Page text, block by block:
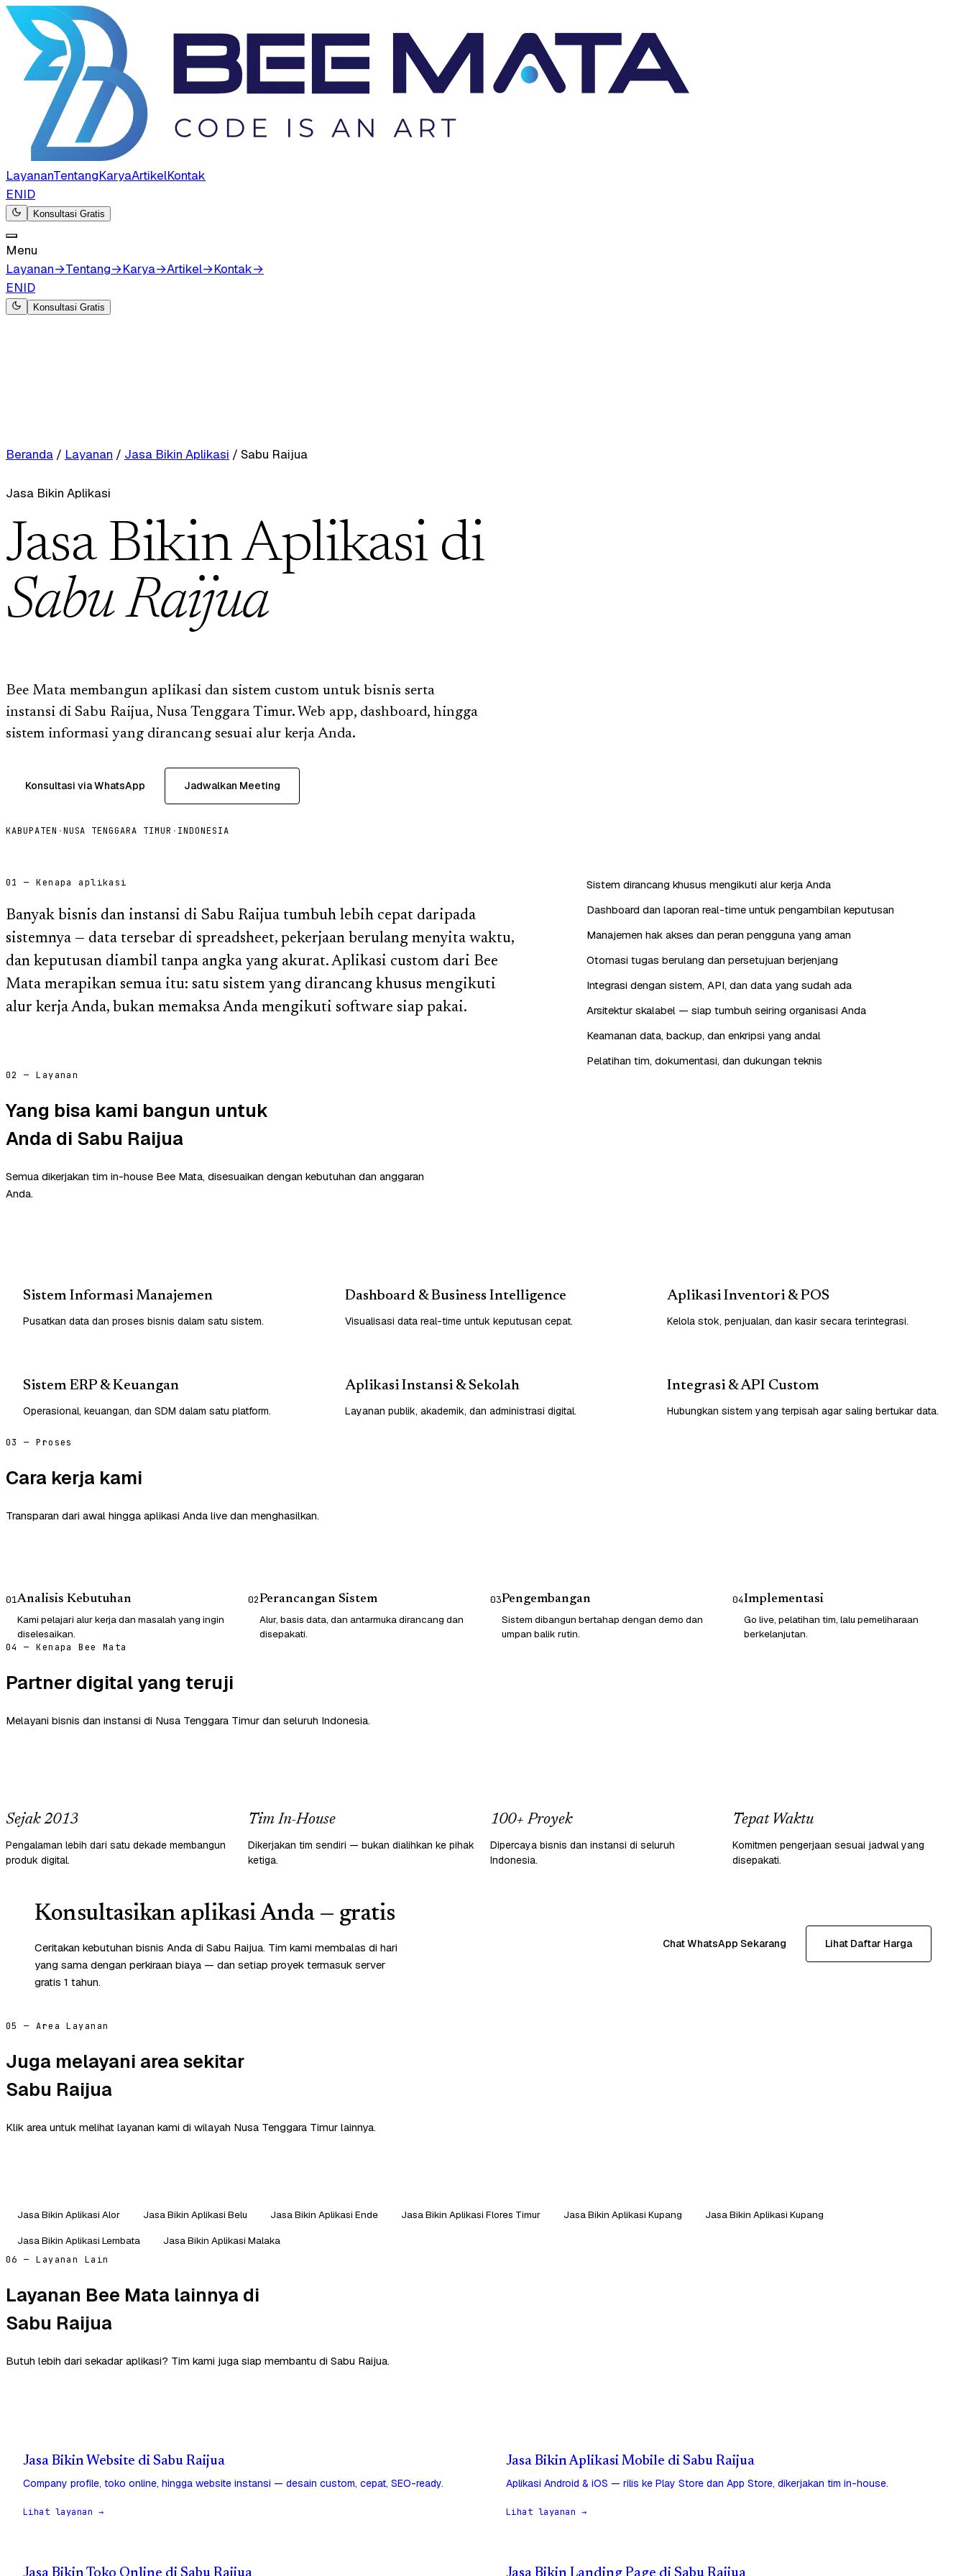
LayananTentangKaryaArtikelKontak
ENID
Konsultasi Gratis
Menu
Layanan→Tentang→Karya→Artikel→Kontak→
ENID
Konsultasi Gratis
Beranda / Layanan / Jasa Bikin Aplikasi / Sabu Raijua
Jasa Bikin Aplikasi
Jasa Bikin Aplikasi di
Sabu Raijua
Bee Mata membangun aplikasi dan sistem custom untuk bisnis serta
instansi di Sabu Raijua, Nusa Tenggara Timur. Web app, dashboard, hingga
sistem informasi yang dirancang sesuai alur kerja Anda.
Konsultasi via WhatsApp Jadwalkan Meeting
KABUPATEN ·NUSA TENGGARA TIMUR · INDONESIA
01 — Kenapa aplikasi
Banyak bisnis dan instansi di Sabu Raijua tumbuh lebih cepat daripada
sistemnya — data tersebar di spreadsheet, pekerjaan berulang menyita waktu,
dan keputusan diambil tanpa angka yang akurat. Aplikasi custom dari Bee
Mata merapikan semua itu: satu sistem yang dirancang khusus mengikuti
alur kerja Anda, bukan memaksa Anda mengikuti software siap pakai.
Sistem dirancang khusus mengikuti alur kerja Anda
Dashboard dan laporan real-time untuk pengambilan keputusan
Manajemen hak akses dan peran pengguna yang aman
Otomasi tugas berulang dan persetujuan berjenjang
Integrasi dengan sistem, API, dan data yang sudah ada
Arsitektur skalabel — siap tumbuh seiring organisasi Anda
Keamanan data, backup, dan enkripsi yang andal
Pelatihan tim, dokumentasi, dan dukungan teknis
02 — Layanan
Yang bisa kami bangun untuk
Anda di Sabu Raijua
Semua dikerjakan tim in-house Bee Mata, disesuaikan dengan kebutuhan dan anggaran
Anda.
Sistem Informasi Manajemen
Pusatkan data dan proses bisnis dalam satu sistem.
Dashboard & Business Intelligence
Visualisasi data real-time untuk keputusan cepat.
Aplikasi Inventori & POS
Kelola stok, penjualan, dan kasir secara terintegrasi.
Sistem ERP & Keuangan
Operasional, keuangan, dan SDM dalam satu platform.
Aplikasi Instansi & Sekolah
Layanan publik, akademik, dan administrasi digital.
Integrasi & API Custom
Hubungkan sistem yang terpisah agar saling bertukar data.
03 — Proses
Cara kerja kami
Transparan dari awal hingga aplikasi Anda live dan menghasilkan.
01Analisis Kebutuhan
Kami pelajari alur kerja dan masalah yang ingin
diselesaikan.
02Perancangan Sistem
Alur, basis data, dan antarmuka dirancang dan
disepakati.
03Pengembangan
Sistem dibangun bertahap dengan demo dan
umpan balik rutin.
04Implementasi
Go live, pelatihan tim, lalu pemeliharaan
berkelanjutan.
04 — Kenapa Bee Mata
Partner digital yang teruji
Melayani bisnis dan instansi di Nusa Tenggara Timur dan seluruh Indonesia.
Sejak 2013
Pengalaman lebih dari satu dekade membangun
produk digital.
Tim In-House
Dikerjakan tim sendiri — bukan dialihkan ke pihak
ketiga.
100+ Proyek
Dipercaya bisnis dan instansi di seluruh
Indonesia.
Tepat Waktu
Komitmen pengerjaan sesuai jadwal yang
disepakati.
Konsultasikan aplikasi Anda — gratis
Ceritakan kebutuhan bisnis Anda di Sabu Raijua. Tim kami membalas di hari
yang sama dengan perkiraan biaya — dan setiap proyek termasuk server
gratis 1 tahun.
Chat WhatsApp Sekarang Lihat Daftar Harga
05 — Area Layanan
Juga melayani area sekitar
Sabu Raijua
Klik area untuk melihat layanan kami di wilayah Nusa Tenggara Timur lainnya.
Jasa Bikin Aplikasi Alor Jasa Bikin Aplikasi Belu Jasa Bikin Aplikasi Ende Jasa Bikin Aplikasi Flores Timur Jasa Bikin Aplikasi Kupang
Jasa Bikin Aplikasi Kupang
Jasa Bikin Aplikasi Lembata
Jasa Bikin Aplikasi Malaka
06 — Layanan Lain
Layanan Bee Mata lainnya di
Sabu Raijua
Butuh lebih dari sekadar aplikasi? Tim kami juga siap membantu di Sabu Raijua.
Jasa Bikin Website di Sabu Raijua
Company profile, toko online, hingga website instansi — desain custom, cepat, SEO-ready.
Lihat layanan →
Jasa Bikin Aplikasi Mobile di Sabu Raijua
Aplikasi Android & iOS — rilis ke Play Store dan App Store, dikerjakan tim in-house.
Lihat layanan →